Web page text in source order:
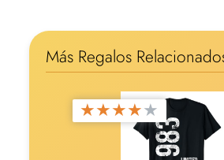
Más Regalos
★★★★★